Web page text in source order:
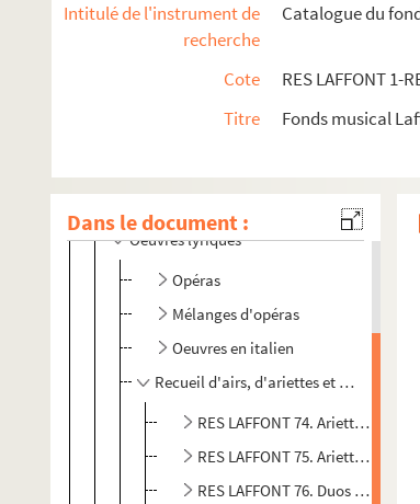
Intitulé de l'instrument de
recherche
Catalogue du
Cote
RES LAFFONT 1-
Titre
Fonds musical
Dans le document :
Partitions anciennes
Oeuvres lyriques
Opéras
Mélanges d'opéras
Oeuvres en italien
Recueil d'airs, d'ariettes et de duos
RES LAFFONT 74. Ariettes
RES LAFFONT 75. Ariettes
RES LAFFONT 76. Duos détachés